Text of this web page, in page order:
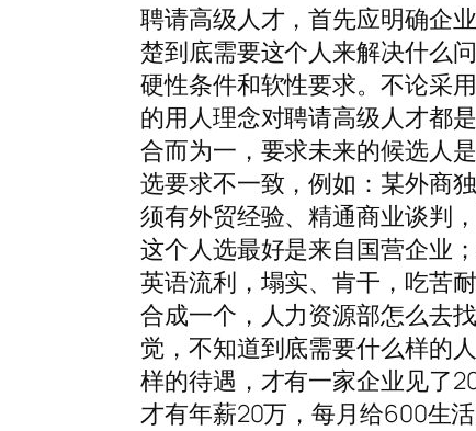
聘请高级人才，首先应明确企
楚到底需要这个人来解决什么
硬性条件和软性要求。不论采
的用人理念对聘请高级人才都
合而为一，要求未来的候选人
选要求不一致，例如：某外商
须有外贸经验、精通商业谈判
这个人选最好是来自国营企业
英语流利，塌实、肯干，吃苦
合成一个，人力资源部怎么去
觉，不知道到底需要什么样的
样的待遇，才有一家企业见了
才有年薪20万，每月给600生活